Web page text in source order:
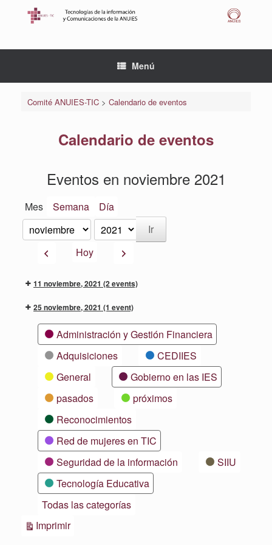
Menú
Comité ANUIES-TIC> Calendario de eventos
Calendario de eventos
Eventos en noviembre 2021
Mes Semana Día
Mes
Año
AnteriorHoy Siguiente
11 noviembre, 2021 (2 events)
25 noviembre, 2021 (1 event)
CategoríasAdministración y Gestión Financiera
Adquisiciones
CEDIIES
General
Gobierno en las IES
pasados
próximos
Reconocimientos
Red de mujeres en TIC
Seguridad de la información
SIIU
Tecnología Educativa
Todas las categorías
ImprimirVistas